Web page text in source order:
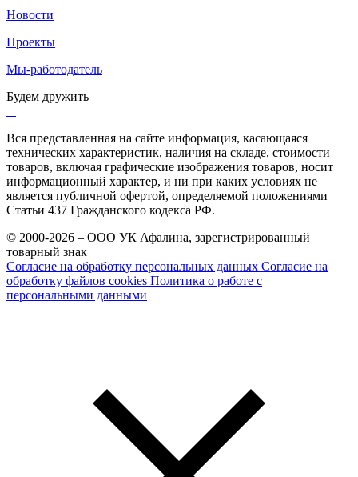
Новости
Проекты
Мы-работодатель
Будем дружить
Вся представленная на сайте информация, касающаяся
технических характеристик, наличия на складе, стоимости
товаров, включая графические изображения товаров, носит
информационный характер, и ни при каких условиях не
является публичной офертой, определяемой положениями
Статьи 437 Гражданского кодекса РФ.
© 2000-2026 – ООО УК Афалина, зарегистрированный
товарный знак
Согласие на обработку персональных данных Согласие на
обработку файлов cookies Политика о работе с
персональными данными